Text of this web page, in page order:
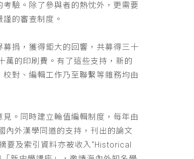
驗。除了參與者的熱忱外，更需要
的審查制度。
捐，獲得鉅大的回響，共募得三十
萬的印刷費。有了這些支持，新的
對、編輯工作乃至聯繫等雜務均由
。同時建立輪值編輯制度，每年由
內外漢學同道的支持，刊出的論文
要及索引資料亦被收入“Historical